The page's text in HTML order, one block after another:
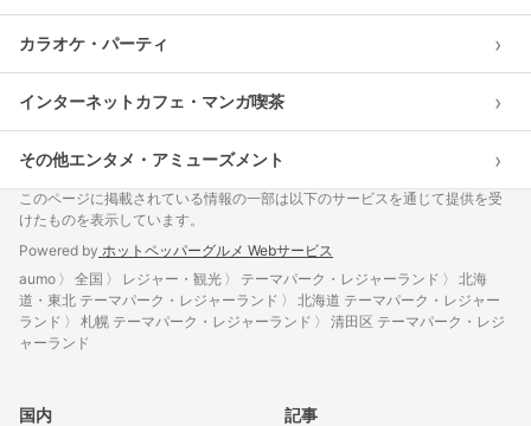
カラオケ・パーティ ›
インターネットカフェ・マンガ喫茶 ›
その他エンタメ・アミューズメント ›
このページに掲載されている情報の一部は以下のサービスを通じて提供を受
けたものを表示しています。
Powered by ホットペッパーグルメ Webサービス
aumo
全国 レジャー・観光 テーマパーク・レジャーランド
北海
道・東北 テーマパーク・レジャーランド
北海道 テーマパーク・レジャー
ランド
札幌 テーマパーク・レジャーランド
清田区 テーマパーク・レジ
ャーランド
国内 記事